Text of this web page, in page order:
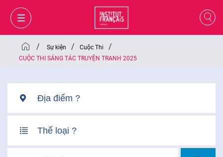
/ Sự kiện / Cuộc Thi /
CUỘC THI SÁNG TÁC TRUYỆN TRANH 2025